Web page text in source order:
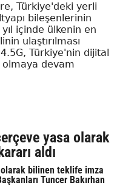
Türkiye'deki yerli
bileşenlerinin
içinde ülkenin en
ulaştırılması
Türkiye'nin dijital
devam
yasa olarak
aldı
olarak bilinen teklife imza
Tuncer Bakırhan